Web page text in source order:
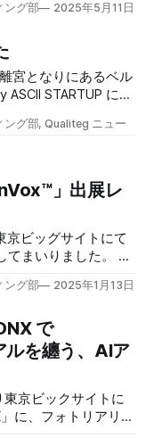
生成するサービスで
2.0 をお披
、以下のようなフィ
MotionVox™」を中心
けるというスタイル
トダウンを図れてお
セットアップも数分
口からすぐそこなの
ずに行くことができ
あっておりスタート
ング部 2025年5月11日
STARTUP に出
ていただきまし
お客様各位、また開
ーさま誠にありが
のフィーチャーに関
を行わせていただき
お客様も多くいらっ
さいますようよろし
グ部, Qualiteg ニュー
」出展レ
まいりました。 開
・メタバース＆コ
で、xR・メタバー
が集まる展示会です
サ
をさせていただき
す。 自分で撮
ング部 2025年1月13日
で
ルを纏う、AIア
に、フォトリアリス